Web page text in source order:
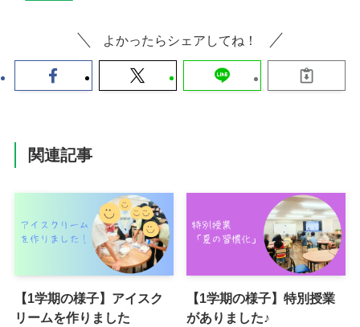
よかったらシェアしてね！
関連記事
【1学期の様子】アイスク
リームを作りました
【1学期の様子】特別授業
がありました♪